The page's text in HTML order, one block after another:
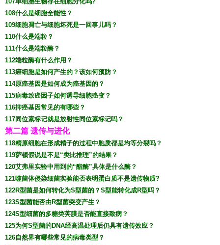
108什么是细胞全能性？
109细胞凋亡与细胞坏死是一回事儿吗？
110什么是端粒？
111什么是端粒酶？
112端粒酶有什么作用？
113癌细胞是如何产生的？该如何预防？
114原癌基因是如何成为癌基因的？
115病毒致癌因子如何诱导细胞癌变？
116抑癌基因常见的有哪些？
117同位素标记就是放射性同位素标记吗？
第二篇 遗传与进化
118精原细胞在形成精子的过程中胞质都是均等分裂吗？
119萨顿假说是不是“类比推理”的结果？
120艾弗里实验中用到的“酯酶”具体是什么酶？
121噬菌体侵染细菌实验能否表明蛋白质不是遗传物质?
122R型菌是如何转化为S型菌的？S型能转化成R型吗？
123S型菌能否由R型菌突变产生？
124S型细菌的多糖类荚膜是否能直接致病？
125为何S型菌的DNA经高温处理后仍具有遗传效应？
126自然界有哪些常见的病毒类型？